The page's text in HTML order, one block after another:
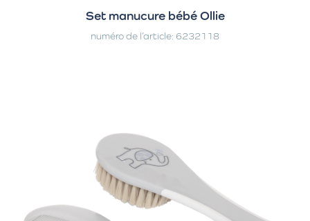
Set manucure bébé Ollie
numéro de l’article: 6232118